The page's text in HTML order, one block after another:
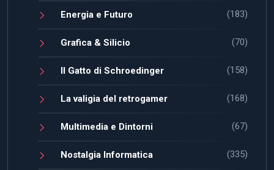
Energia e Futuro (183)
Grafica & Silicio (70)
Il Gatto di Schroedinger (158)
La valigia del retrogamer (168)
Multimedia e Dintorni (67)
Nostalgia Informatica (335)